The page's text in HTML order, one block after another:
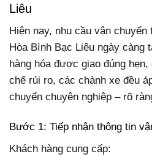
Liêu
Hiện nay, nhu cầu vận
Hòa Bình Bạc Liêu ngày càng
hàng hóa được giao đúng
chế rủi ro, các chành xe đều
chuyển chuyên nghiệp – rõ
Bước 1: Tiếp nhận thông tin
Khách hàng cung cấp: